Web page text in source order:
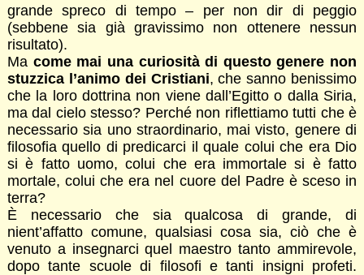
grande spreco di tempo – per non dir di peggio
(sebbene sia già gravissimo non ottenere nessun
risultato).
Ma come mai una curiosità di questo genere non
stuzzica l’animo dei Cristiani, che sanno benissimo
che la loro dottrina non viene dall’Egitto o dalla Siria,
ma dal cielo stesso? Perché non riflettiamo tutti che è
necessario sia uno straordinario, mai visto, genere di
filosofia quello di predicarci il quale colui che era Dio
si è fatto uomo, colui che era immortale si è fatto
mortale, colui che era nel cuore del Padre è sceso in
terra?
È necessario che sia qualcosa di grande, di
nient’affatto comune, qualsiasi cosa sia, ciò che è
venuto a insegnarci quel maestro tanto ammirevole,
dopo tante scuole di filosofi e tanti insigni profeti.